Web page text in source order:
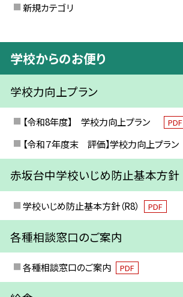
新規カテゴリ
学校からのお便り
学校力向上プラン
【令和8年度】 学校力向上プラン PDF
【令和７年度末 評価】学校力向上プラン
赤坂台中学校いじめ防止基本方針
学校いじめ防止基本方針（R8） PDF
各種相談窓口のご案内
各種相談窓口のご案内 PDF